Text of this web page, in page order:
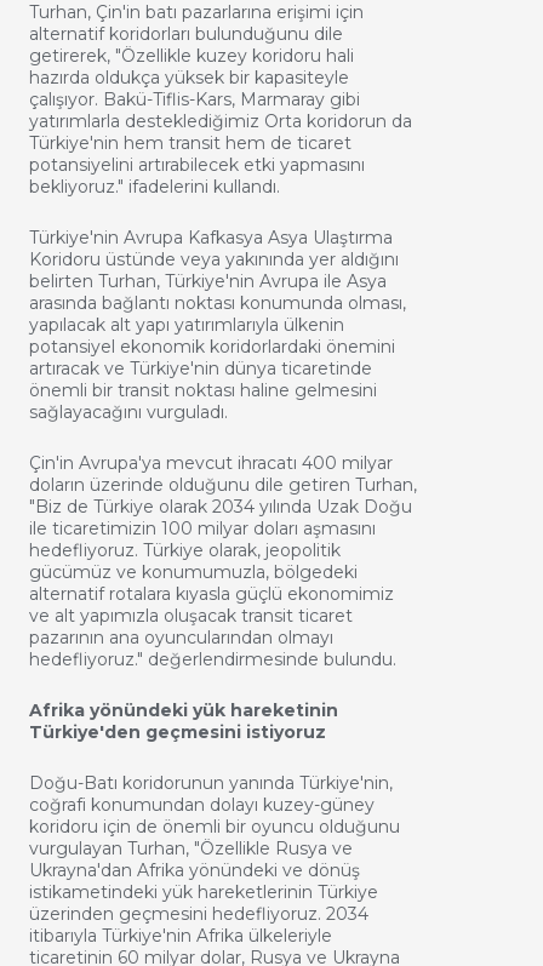
Turhan, Çin'in batı pazarlarına erişimi için
alternatif koridorları bulunduğunu dile
getirerek, "Özellikle kuzey koridoru hali
hazırda oldukça yüksek bir kapasiteyle
çalışıyor. Bakü-Tiflis-Kars, Marmaray gibi
yatırımlarla desteklediğimiz Orta koridorun da
Türkiye'nin hem transit hem de ticaret
potansiyelini artırabilecek etki yapmasını
bekliyoruz." ifadelerini kullandı.
Türkiye'nin Avrupa Kafkasya Asya Ulaştırma
Koridoru üstünde veya yakınında yer aldığını
belirten Turhan, Türkiye'nin Avrupa ile Asya
arasında bağlantı noktası konumunda olması,
yapılacak alt yapı yatırımlarıyla ülkenin
potansiyel ekonomik koridorlardaki önemini
artıracak ve Türkiye'nin dünya ticaretinde
önemli bir transit noktası haline gelmesini
sağlayacağını vurguladı.
Çin'in Avrupa'ya mevcut ihracatı 400 milyar
doların üzerinde olduğunu dile getiren Turhan,
"Biz de Türkiye olarak 2034 yılında Uzak Doğu
ile ticaretimizin 100 milyar doları aşmasını
hedefliyoruz. Türkiye olarak, jeopolitik
gücümüz ve konumumuzla, bölgedeki
alternatif rotalara kıyasla güçlü ekonomimiz
ve alt yapımızla oluşacak transit ticaret
pazarının ana oyuncularından olmayı
hedefliyoruz." değerlendirmesinde bulundu.
Afrika yönündeki yük hareketinin
Türkiye'den geçmesini istiyoruz
Doğu-Batı koridorunun yanında Türkiye'nin,
coğrafi konumundan dolayı kuzey-güney
koridoru için de önemli bir oyuncu olduğunu
vurgulayan Turhan, "Özellikle Rusya ve
Ukrayna'dan Afrika yönündeki ve dönüş
istikametindeki yük hareketlerinin Türkiye
üzerinden geçmesini hedefliyoruz. 2034
itibarıyla Türkiye'nin Afrika ülkeleriyle
ticaretinin 60 milyar dolar, Rusya ve Ukrayna